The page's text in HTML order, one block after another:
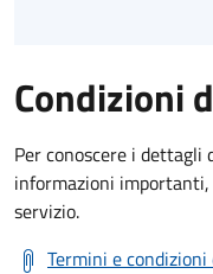
Condizioni
Per conoscere i dettagli
informazioni
servizio.
Termini e